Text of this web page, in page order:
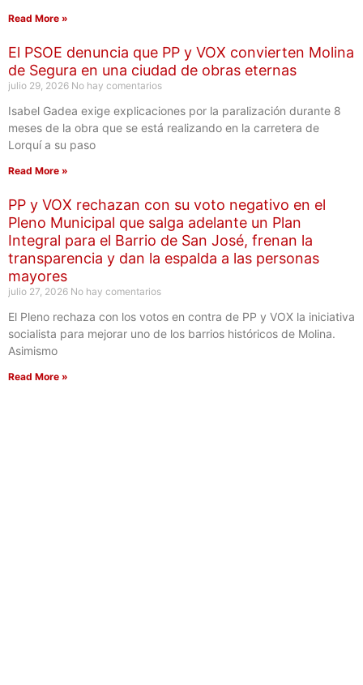
Read More »
El PSOE denuncia que PP y VOX convierten Molina
de Segura en una ciudad de obras eternas
julio 29, 2026 No hay comentarios
Isabel Gadea exige explicaciones por la paralización durante 8
meses de la obra que se está realizando en la carretera de
Lorquí a su paso
Read More »
PP y VOX rechazan con su voto negativo en el
Pleno Municipal que salga adelante un Plan
Integral para el Barrio de San José, frenan la
transparencia y dan la espalda a las personas
mayores
julio 27, 2026 No hay comentarios
El Pleno rechaza con los votos en contra de PP y VOX la iniciativa
socialista para mejorar uno de los barrios históricos de Molina.
Asimismo
Read More »